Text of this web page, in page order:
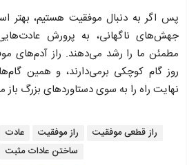
پس اگر به دنبال موفقیت هستیم، بهتر
جهش‌های ناگهانی، به پرورش عادت‌هایی
مطمئن ما را رشد می‌دهند. راز آدم‌های
روز گام کوچکی برمی‌دارند، و همین
نهایت راه را به سوی دستاوردهای بزرگ باز
راز قطعی موفقیت
راز موفقیت عادت
ساختن عادات مثبت